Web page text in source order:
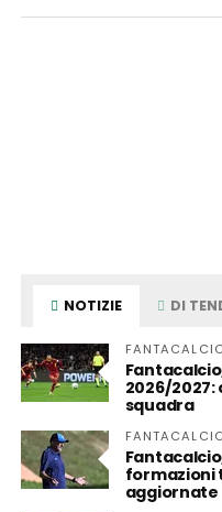
NOTIZIE DI
2026/
squadra
formazioni
aggiornate